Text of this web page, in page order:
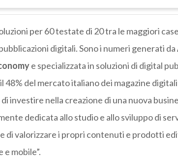
per 60 testate di 20 tra le maggiori
digitali. Sono i numeri generati da
e specializzata in soluzioni di digital
48% del mercato italiano dei magazine
investire nella creazione di una nuova
dedicata allo studio e allo sviluppo di
di valorizzare i propri contenuti e prodotti
e mobile”.